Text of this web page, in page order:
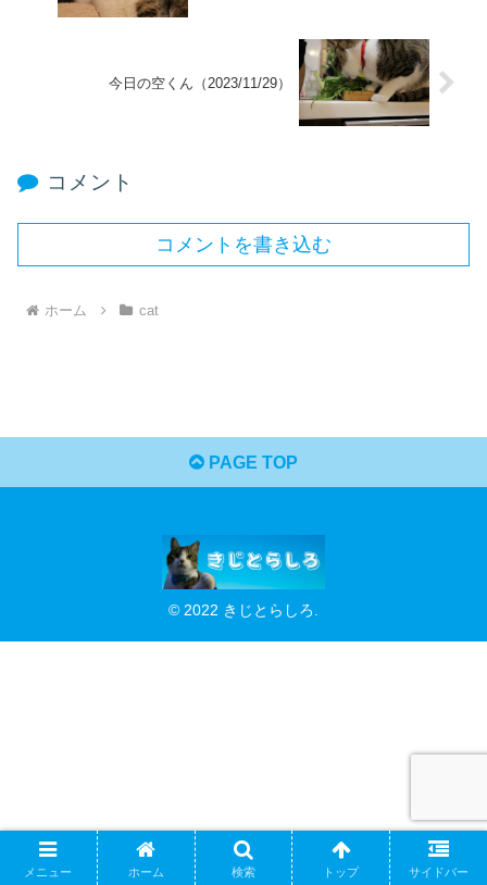
今日の空くん（2023/11/29）
コメント
コメントを書き込む
ホーム cat
PAGE TOP
© 2022 きじとらしろ.
メニュー ホーム 検索 トップ サイドバー